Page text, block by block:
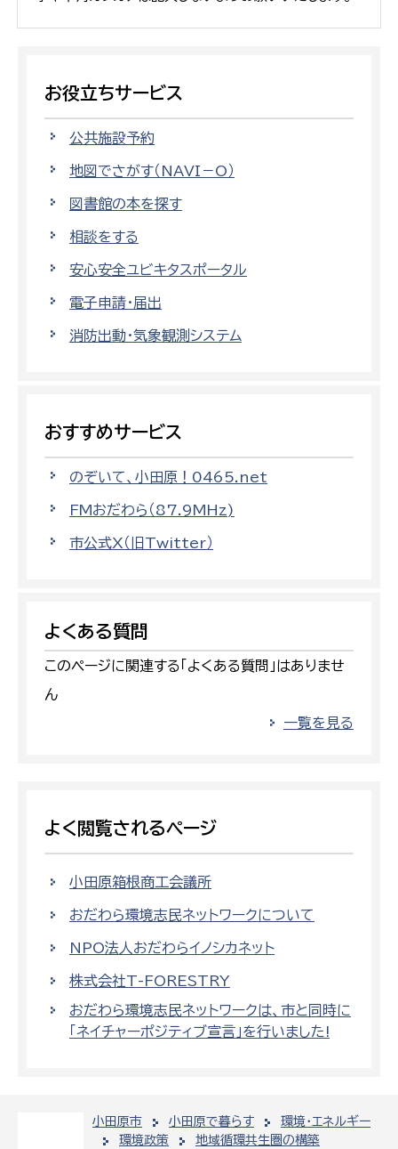
小田原市 小田原で暮らす
環境・エネルギー
環境政策
地域循環共生圏の構築
お役立ちサービス
公共施設予約
地図でさがす（NAVI－O）
図書館の本を探す
相談をする
安心安全ユビキタスポータル
電子申請・届出
消防出動・気象観測システム
おすすめサービス
のぞいて、小田原！0465.net
FMおだわら（87.9MHz)
市公式X（旧Twitter）
よくある質問
このページに関連する「よくある質問」はありませ
ん
一覧を見る
よく閲覧されるページ
小田原箱根商工会議所
おだわら環境志民ネットワークについて
NPO法人おだわらイノシカネット
株式会社T-FORESTRY
おだわら環境志民ネットワークは、市と同時に
「ネイチャーポジティブ宣言」を行いました!